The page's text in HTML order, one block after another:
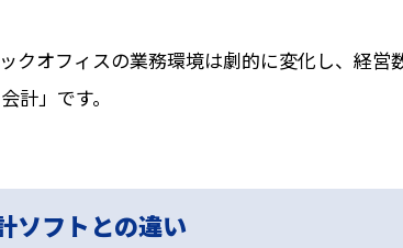
クオフィスの業務環境は劇的に変化し、経
計」です。
ソフトとの違い